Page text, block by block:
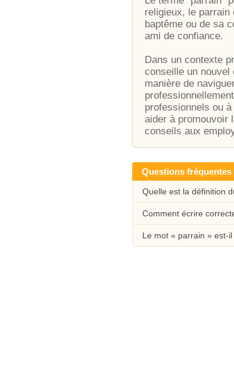
religieux, le parrain
baptême ou de sa
ami de confiance.
Dans un contexte
conseille un nouvel
manière de
professionnels ou
aider à promouvoir
conseils aux
Questions fréquentes
Quelle est la définition
Comment écrire
Le mot « parrain » est-